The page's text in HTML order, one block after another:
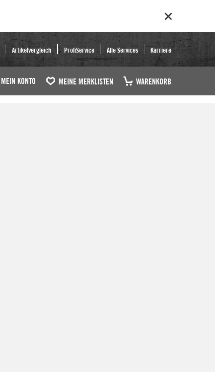
Artikelvergleich ProfiService Alle Services Karriere
MEIN KONTO MEINE MERKLISTEN WARENKORB